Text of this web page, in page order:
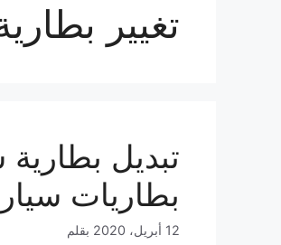
تغيير
بطاريات
12 أبريل، 2020 بقلم